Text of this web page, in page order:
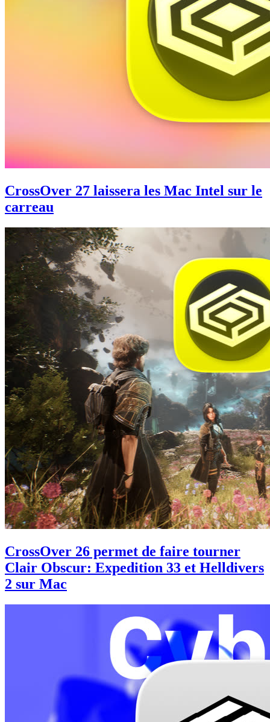
CrossOver 27 laissera les Mac Intel sur le
carreau
CrossOver 26 permet de faire tourner
Clair Obscur: Expedition 33 et Helldivers
2 sur Mac